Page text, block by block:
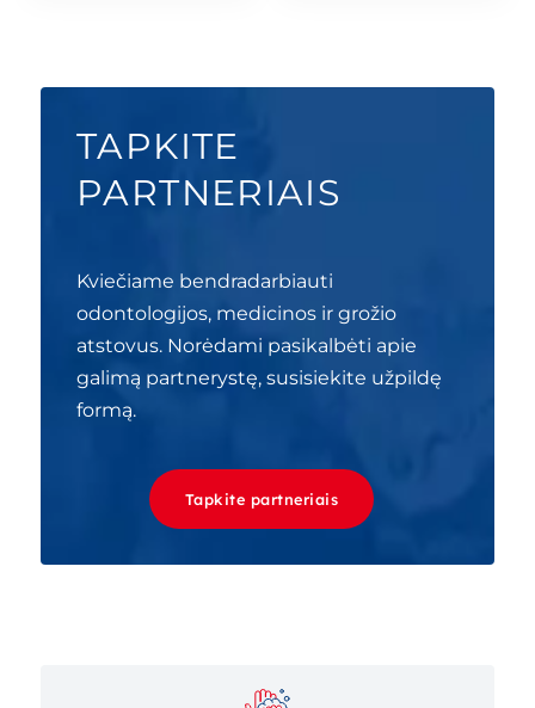
TAPKITE
PARTNERIAIS
Kviečiame bendradarbiauti
odontologijos, medicinos ir grožio
atstovus. Norėdami pasikalbėti apie
galimą partnerystę, susisiekite užpildę
formą.
Tapkite partneriais